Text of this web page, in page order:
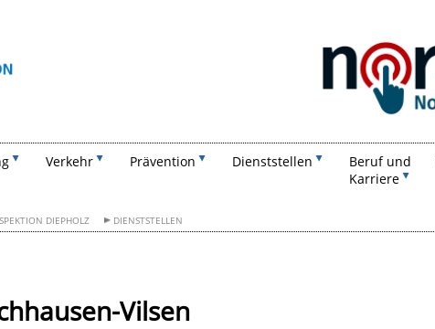
Verkehr Prävention Dienststellen
Beruf und
Karriere
DIEPHOLZ DIENSTSTELLEN
Vilsen